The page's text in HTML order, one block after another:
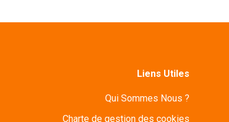
Liens Utiles
Qui Sommes Nous ?
Charte de gestion des cookies